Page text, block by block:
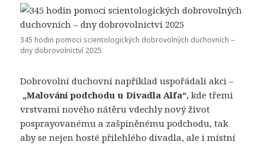
345 hodin pomoci scientologických dobrovolných duchovních –
dny dobrovolnictví 2025
Dobrovolní duchovní například uspořádali akci –
„Malování podchodu u Divadla Alfa“, kde třemi
vrstvami nového nátěru vdechly nový život
posprayovanému a zašpiněnému podchodu, tak
aby se nejen hosté přilehlého divadla, ale i místní